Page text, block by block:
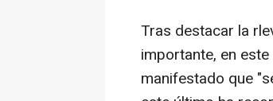
Tras destacar la
importante, en
manifestado que